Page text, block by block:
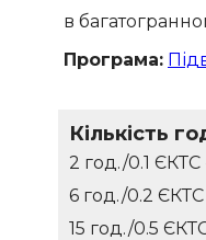
в
Програма:
Кількість
2 год./0.1 ЄКТС
6 год./0.2 ЄКТС
15 год./0.5